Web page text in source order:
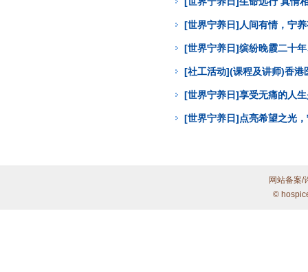
[世界宁养日]人间有情，宁
[世界宁养日]缤纷晚霞二十
[社工活动](课程及讲师)香
[世界宁养日]享受无痛的人
[世界宁养日]点亮希望之光
网站备案/
©